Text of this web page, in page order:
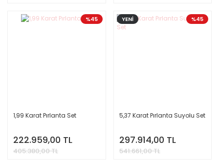
%45
1,99 Karat Pırlanta Set
222.959,00 TL
405.380,00 TL
%45
YENİ
5,37 Karat Pırlanta Suyolu Set
297.914,00 TL
541.661,00 TL